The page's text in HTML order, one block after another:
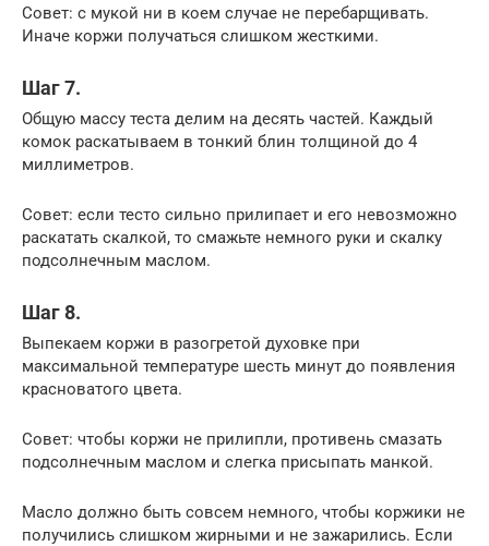
Совет: с мукой ни в коем случае не перебарщивать.
Иначе коржи получаться слишком жесткими.
Шаг 7.
Общую массу теста делим на десять частей. Каждый
комок раскатываем в тонкий блин толщиной до 4
миллиметров.
Совет: если тесто сильно прилипает и его невозможно
раскатать скалкой, то смажьте немного руки и скалку
подсолнечным маслом.
Шаг 8.
Выпекаем коржи в разогретой духовке при
максимальной температуре шесть минут до появления
красноватого цвета.
Совет: чтобы коржи не прилипли, противень смазать
подсолнечным маслом и слегка присыпать манкой.
Масло должно быть совсем немного, чтобы коржики не
получились слишком жирными и не зажарились. Если